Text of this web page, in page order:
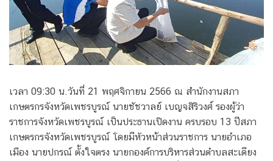
เวลา 09:30 น.วันที่ 21 พฤศจิกายน 2566 ณ สำนักงานสภา
เกษตรกรจังหวัดเพชรบูรณ์ นายชัชวาลย์ เบญจสิริวงศ์ รองผู้ว่า
ราชการจังหวัดเพชรบูรณ์ เป็นประธานเปิดงาน ครบรอบ 13 ปีสภา
เกษตรกรจังหวัดเพชรบูรณ์ โดยมีหัวหน้าส่วนราชการ นายอำเภอ
เมือง นายปกรณ์ ตั้งใจตรง นายกองค์การบริหารส่วนตำบลสะเดียง